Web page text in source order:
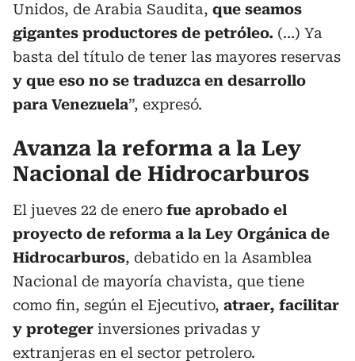
Unidos, de Arabia Saudita, que seamos
gigantes productores de petróleo. (…) Ya
basta del título de tener las mayores reservas
y que eso no se traduzca en desarrollo
para Venezuela”, expresó.
Avanza la reforma a la Ley
Nacional de Hidrocarburos
El jueves 22 de enero fue aprobado el
proyecto de reforma a la Ley Orgánica de
Hidrocarburos, debatido en la Asamblea
Nacional de mayoría chavista, que tiene
como fin, según el Ejecutivo, atraer, facilitar
y proteger inversiones privadas y
extranjeras en el sector petrolero.